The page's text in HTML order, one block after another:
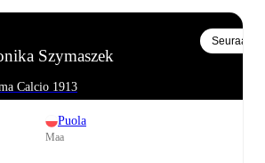
Szymaszek
Calcio 1913
Seuraa
Puola
Maa